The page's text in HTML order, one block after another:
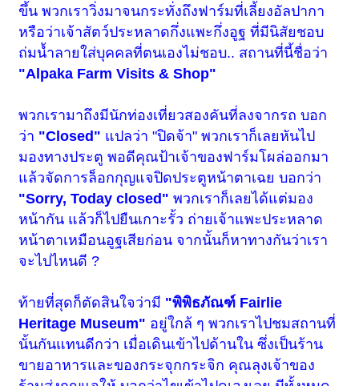
ขึ้น พวกเราวิ่งมาจนกระทั่งถึงฟาร์มที่เลี้ยงอัลปากา
หรือว่าเจ้าสัตว์ประหลาดกึ่งแพะกึ่งอูฐ ที่มีนิสัยชอบ
ถ่มน้ำลายใส่บุคคลที่ตนเองไม่ชอบ.. สถานที่นี้ชื่อว่า
"Alpaka Farm Visits & Shop"
พวกเรามาถึงมีนักท่องเที่ยวสองคันที่ลงจากรถ บอก
ว่า "Closed" แปลว่า "ปิดจ้า" พวกเราก็เลยหันไป
มองทางประตู พอดีคุณป้าเจ้าของฟาร์มโผล่ออกมา
แล้วจัดการล็อกกุญแจปิดประตูหน้าตาเฉย บอกว่า
"Sorry, Today closed"พวกเราก็เลยได้แต่มอง
หน้ากัน แล้วก็ไปยืนเกาะรั้ว ถ่ายเจ้าแพะประหลาด
หน้าตาเหมือนอูฐเสียก่อน จากนั้นก็หาทางกันว่าเรา
จะไปไหนดี ?
ท้ายที่สุดก็ตัดสินใจว่ามี "พิพิธภัณฑ์ Fairlie
Heritage Museum" อยู่ใกล้ ๆ พวกเราไปชมสถานที่
นั้นกันแทนดีกว่า เมื่อเดินเข้าไปด้านใน ซึ่งเป็นร้าน
ขายอาหารและของกระจุกกระจิก คุณลุงเจ้าของ